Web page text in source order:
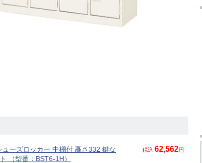
ーズロッカー 中棚付 高さ332 鍵な
（型番：BST6-1H）
税込 62,562円